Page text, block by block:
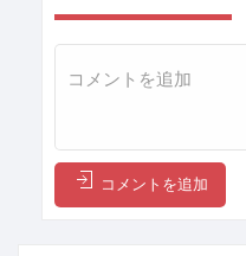
コメントを追加